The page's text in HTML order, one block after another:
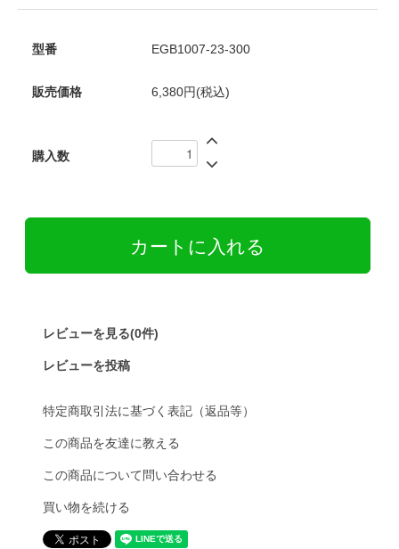
型番 EGB1007-23-300
販売価格 6,380円(税込)
購入数
レビューを見る(0件)
レビューを投稿
特定商取引法に基づく表記（返品等）
この商品を友達に教える
この商品について問い合わせる
買い物を続ける